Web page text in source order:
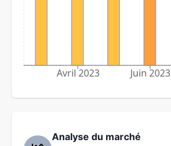
Avril 2023 Juin 2023
Analyse du marché